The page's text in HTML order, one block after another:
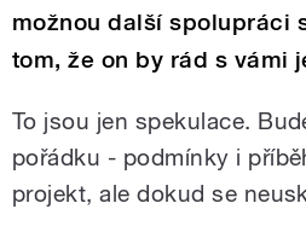
možnou další spolupráci
tom, že on by rád s vámi
To jsou jen spekulace.
pořádku - podmínky i
projekt, ale dokud se